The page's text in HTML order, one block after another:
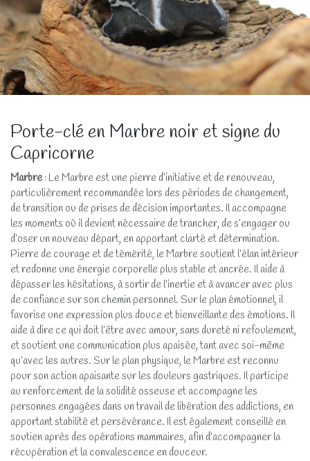
Porte-clé en Marbre noir et signe du
Capricorne
Marbre : Le Marbre est une pierre d’initiative et de renouveau,
particulièrement recommandée lors des périodes de changement,
de transition ou de prises de décision importantes. Il accompagne
les moments où il devient nécessaire de trancher, de s’engager ou
d’oser un nouveau départ, en apportant clarté et détermination.
Pierre de courage et de témérité, le Marbre soutient l’élan intérieur
et redonne une énergie corporelle plus stable et ancrée. Il aide à
dépasser les hésitations, à sortir de l’inertie et à avancer avec plus
de confiance sur son chemin personnel. Sur le plan émotionnel, il
favorise une expression plus douce et bienveillante des émotions. Il
aide à dire ce qui doit l’être avec amour, sans dureté ni refoulement,
et soutient une communication plus apaisée, tant avec soi-même
qu’avec les autres. Sur le plan physique, le Marbre est reconnu
pour son action apaisante sur les douleurs gastriques. Il participe
au renforcement de la solidité osseuse et accompagne les
personnes engagées dans un travail de libération des addictions, en
apportant stabilité et persévérance. Il est également conseillé en
soutien après des opérations mammaires, afin d’accompagner la
récupération et la convalescence en douceur.